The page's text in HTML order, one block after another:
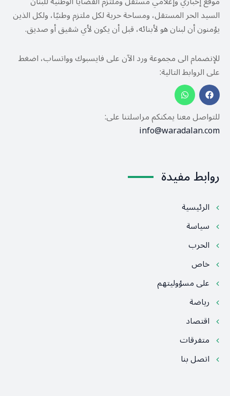
السيد الحر المستقل، ومساحة حرية لكل ملتزم وطنيًا، ولكل الذين
يؤمنون أن لبنان هو لأبنائه، قبل أن يكون لأي شقيق أو صديق.
للإنضمام الى مجموعة ورد الآن على فايسبوك وواتساب، اضغط
على الروابط التالية:
للتواصل معنا يمكنكم مراسلتنا على:
info@waradalan.com
روابط مفيدة
الرئيسية
سياسة
الحرب
خاص
على مسؤوليتهم
رياضة
اقتصاد
متفرقات
اتصل بنا